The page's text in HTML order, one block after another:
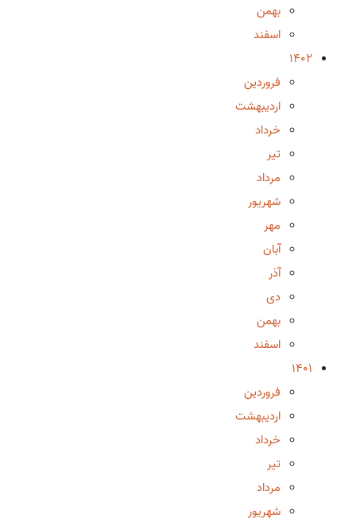
بهمن
اسفند
1402
فروردین
اردیبهشت
خرداد
تیر
مرداد
شهریور
مهر
آبان
آذر
دی
بهمن
اسفند
1401
فروردین
اردیبهشت
خرداد
تیر
مرداد
شهریور